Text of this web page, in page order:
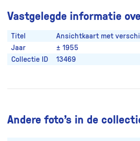
Vastgelegde informatie
Titel
Ansichtkaart met
Jaar
± 1955
Collectie ID
13469
Andere foto’s in de